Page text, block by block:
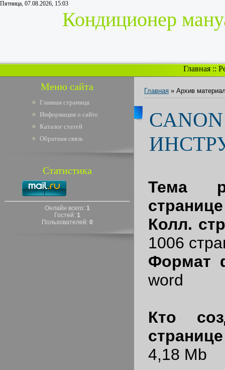
Пятница, 07.08.2026, 15:03
Кондиционер
Главная::
Меню сайта
Главная страница
Информация о сайте
Каталог статей
Обратная связь
Статистика
Онлайн всего: 1
Гостей: 1
Пользователей: 0
Главная » Архив
Тема
Колл.
1006
Формат
word
Кто
4,18 Mb